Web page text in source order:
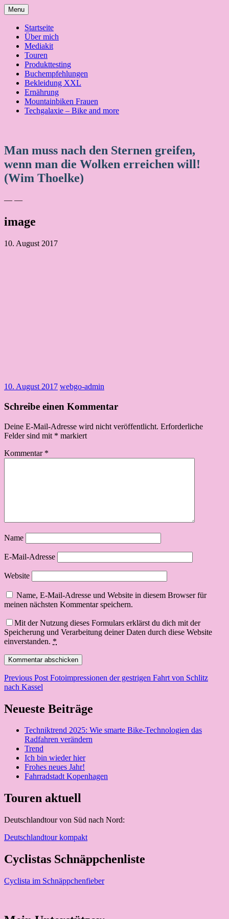
Skip
to
content
Menu
Startseite
Über mich
Mediakit
Touren
Produkttesting
Buchempfehlungen
Bekleidung XXL
Ernährung
Mountainbiken Frauen
Techgalaxie – Bike and more
Man muss nach den Sternen greifen,
wenn man die Wolken erreichen will!
(Wim Thoelke)
— —
image
10. August 2017
10. August 2017 webgo-admin
Schreibe einen Kommentar
Deine E-Mail-Adresse wird nicht veröffentlicht. Erforderliche
Felder sind mit * markiert
Kommentar *
Name
E-Mail-Adresse
Website
Name, E-Mail-Adresse und Website in diesem Browser für
meinen nächsten Kommentar speichern.
Mit der Nutzung dieses Formulars erklärst du dich mit der
Speicherung und Verarbeitung deiner Daten durch diese Website
einverstanden. *
Beitragsnavigation
Previous Post Fotoimpressionen der gestrigen Fahrt von Schlitz
nach Kassel
Neueste Beiträge
Techniktrend 2025: Wie smarte Bike-Technologien das
Radfahren verändern
Trend
Ich bin wieder hier
Frohes neues Jahr!
Fahrradstadt Kopenhagen
Touren aktuell
Deutschlandtour von Süd nach Nord:
Deutschlandtour kompakt
Cyclistas Schnäppchenliste
Cyclista im Schnäppchenfieber